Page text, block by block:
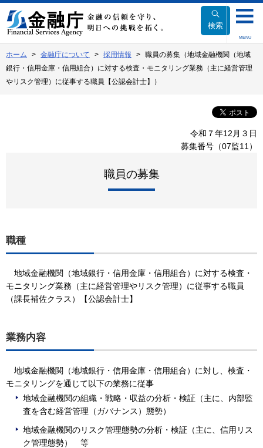
文
へ
動
検索
MENU
ホーム 金融庁について 採用情報
職員の募集（地域金融機関（地域
銀行・信用金庫・信用組合）に対する検査・モニタリング業務（主に経営管理
やリスク管理）に従事する職員【公認会計士】）
令和７年12月３日
募集番号（07監11）
職員の募集
職種
地域金融機関（地域銀行・信用金庫・信用組合）に対する検査・
モニタリング業務（主に経営管理やリスク管理）に従事する職員
（課長補佐クラス）【公認会計士】
業務内容
地域金融機関（地域銀行・信用金庫・信用組合）に対し、検査・
モニタリングを通じて以下の業務に従事
地域金融機関の組織・戦略・収益の分析・検証（主に、内部監
査を含む経営管理（ガバナンス）態勢）
地域金融機関のリスク管理態勢の分析・検証（主に、信用リス
ク管理態勢） 等